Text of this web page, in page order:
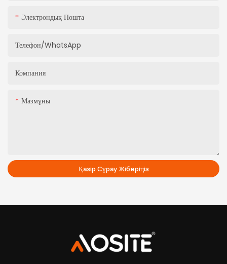
Электрондық Пошта
Телефон/whatsApp
Компания
Мазмұны
Қазір Сұрау Жіберіңіз